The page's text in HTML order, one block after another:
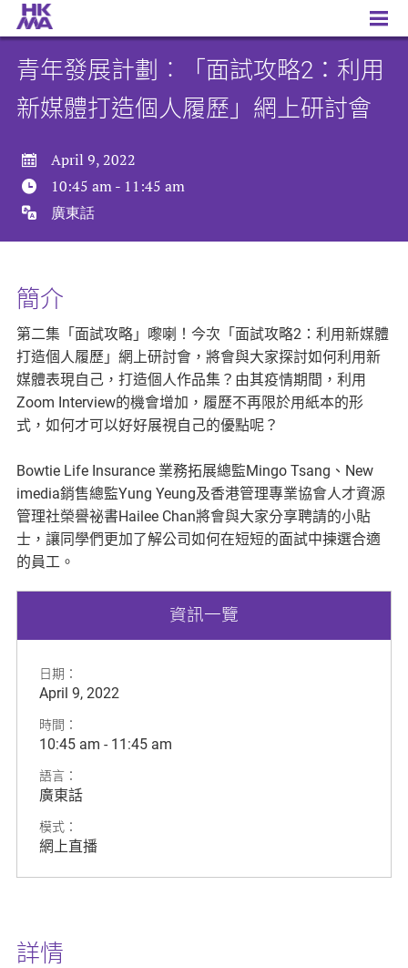
青年發展計劃︰「面試攻略2：利用新媒體打造個人履歷」網上研討會
青年發展計劃︰「面試攻略2：利用
新媒體打造個人履歷」網上研討會
April 9, 2022
10:45 am- 11:45 am
廣東話
簡介
第二集「面試攻略」嚟喇！今次「面試攻略2：利用新媒體
打造個人履歷」網上研討會，將會與大家探討如何利用新
媒體表現自己，打造個人作品集？由其疫情期間，利用
Zoom Interview的機會增加，履歷不再限於用紙本的形
式，如何才可以好好展視自己的優點呢？
Bowtie Life Insurance 業務拓展總監Mingo Tsang、New
imedia銷售總監Yung Yeung及香港管理專業協會人才資源
管理社榮譽祕書Hailee Chan將會與大家分享聘請的小貼
士，讓同學們更加了解公司如何在短短的面試中揀選合適
的員工。
資訊一覽
日期：
April 9, 2022
時間：
10:45 am - 11:45 am
語言：
廣東話
模式：
網上直播
詳情